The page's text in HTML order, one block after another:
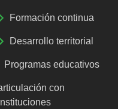
Formación continua
Desarrollo territorial
Programas educativos
con